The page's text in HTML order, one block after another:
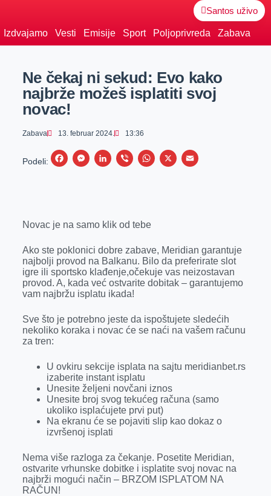
Santos uživo
Izdvajamo Vesti Emisije Sport Poljoprivreda Zabava
Ne čekaj ni sekud: Evo kako
najbrže možeš isplatiti svoj
novac!
Zabava 13. februar 2024. 13:36
Podeli:
F
b
o
k
M
e
g
e
r
L
e
I
n
V
r
W
p
p
X
E
Novac je na samo klik od tebe
Ako ste poklonici dobre zabave, Meridian garantuje
najbolji provod na Balkanu. Bilo da preferirate slot
igre ili sportsko klađenje,očekuje vas neizostavan
provod. A, kada već ostvarite dobitak – garantujemo
vam najbržu isplatu ikada!
Sve što je potrebno jeste da ispoštujete sledećih
nekoliko koraka i novac će se naći na vašem računu
za tren:
U ovkiru sekcije isplata na sajtu meridianbet.rs
izaberite instant isplatu
Unesite željeni novčani iznos
Unesite broj svog tekućeg računa (samo
ukoliko isplaćujete prvi put)
Na ekranu će se pojaviti slip kao dokaz o
izvršenoj isplati
Nema više razloga za čekanje. Posetite Meridian,
ostvarite vrhunske dobitke i isplatite svoj novac na
najbrži mogući način – BRZOM ISPLATOM NA
RAČUN!